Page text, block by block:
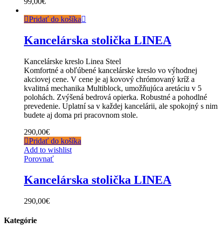
Pridať do košíka
Kancelárska stolička LINEA
Kancelárske kreslo Linea Steel
Komfortné a obľúbené kancelárske kreslo vo výhodnej
akciovej cene. V cene je aj kovový chrómovaný kríž a
kvalitná mechanika Multiblock, umožňujúca aretáciu v 5
polohách. Zvýšená bedrová opierka. Robustné a pohodlné
prevedenie. Uplatní sa v každej kancelárii, ale spokojný s nim
budete aj doma pri pracovnom stole.
290,00€
Pridať do košíka
Add to wishlist
Porovnať
Kancelárska stolička LINEA
290,00€
Kategórie